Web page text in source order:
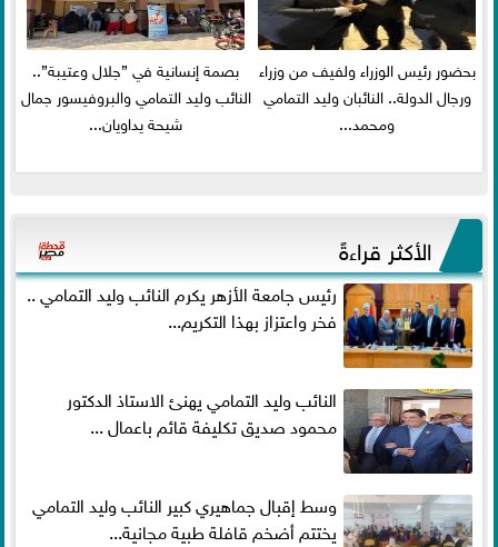
بحضور رئيس الوزراء ولفيف من وزراء
ورجال الدولة.. النائبان وليد التمامي
ومحمد...
بصمة إنسانية في ”جلال وعتيبة”..
النائب وليد التمامي والبروفيسور جمال
شيحة يداويان...
الأكثر قراءةً
رئيس جامعة الأزهر يكرم النائب وليد التمامي ..
فخر واعتزاز بهذا التكريم...
النائب وليد التمامي يهنئ الاستاذ الدكتور
محمود صديق تكليفة قائم باعمال ...
وسط إقبال جماهيري كبير النائب وليد التمامي
يختتم أضخم قافلة طبية مجانية...